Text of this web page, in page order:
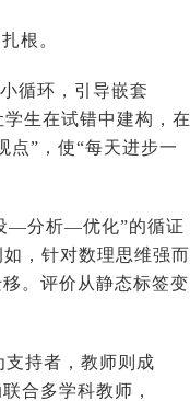
扎根。
循环，引导嵌套
生在试错中建构，在
点”，使“每天进步一
—分析—优化”的循证
，针对数理思维强而
。评价从静态标签变
支持者，教师则成
合多学科教师，